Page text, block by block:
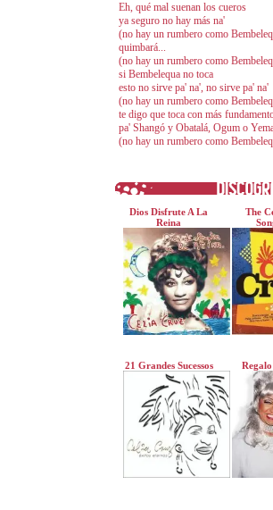
Eh, qué mal suenan los cueros
ya seguro no hay más na'
(no hay un rumbero como
quimbará...
(no hay un rumbero como
si Bembelequa no toca
esto no sirve pa' na', no sirve pa' na'
(no hay un rumbero como
te digo que toca con más
pa' Shangó y Obatalá, Ogum o
(no hay un rumbero como
Dios Disfrute A La
Reina
The
21 Grandes Sucessos